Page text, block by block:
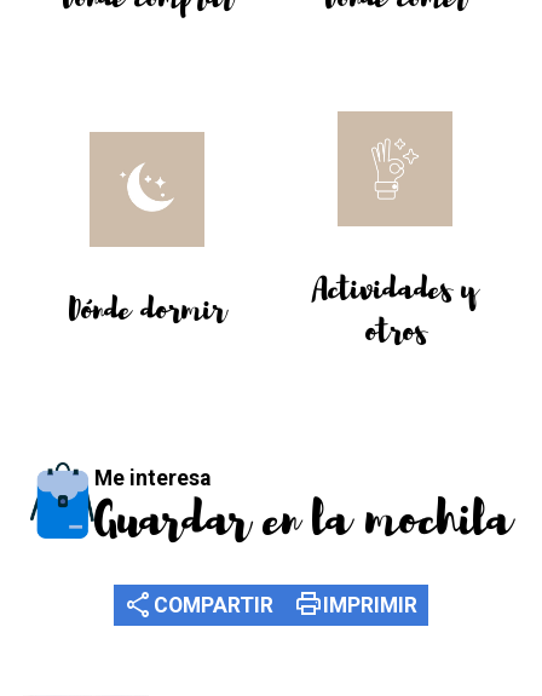
Dónde dormir
Actividades y
otros
Me interesa
Guardar en la mochila
share COMPARTIR printIMPRIMIR